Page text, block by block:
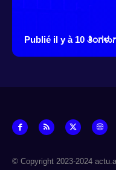
Publié il y à 10
© Copyright 2023-2024